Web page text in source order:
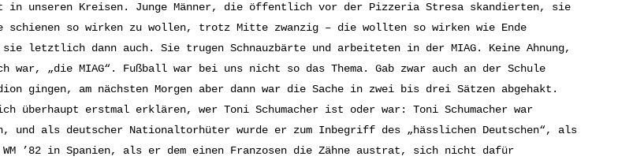
in unseren Kreisen. Junge Männer, die öffentlich vor der Pizzeria Stresa skandierten, sie
schienen so wirken zu wollen, trotz Mitte zwanzig – die wollten so wirken wie Ende
letztlich dann auch. Sie trugen Schnauzbärte und arbeiteten in der MIAG. Keine Ahnung,
war, „die MIAG“. Fußball war bei uns nicht so das Thema. Gab zwar auch an der Schule
gingen, am nächsten Morgen aber dann war die Sache in zwei bis drei Sätzen abgehakt.
erstmal erklären, wer Toni Schumacher ist oder war: Toni Schumacher war
und als deutscher Nationaltorhüter wurde er zum Inbegriff des „hässlichen Deutschen“, als
’82 in Spanien, als er dem einen Franzosen die Zähne austrat, sich nicht dafür